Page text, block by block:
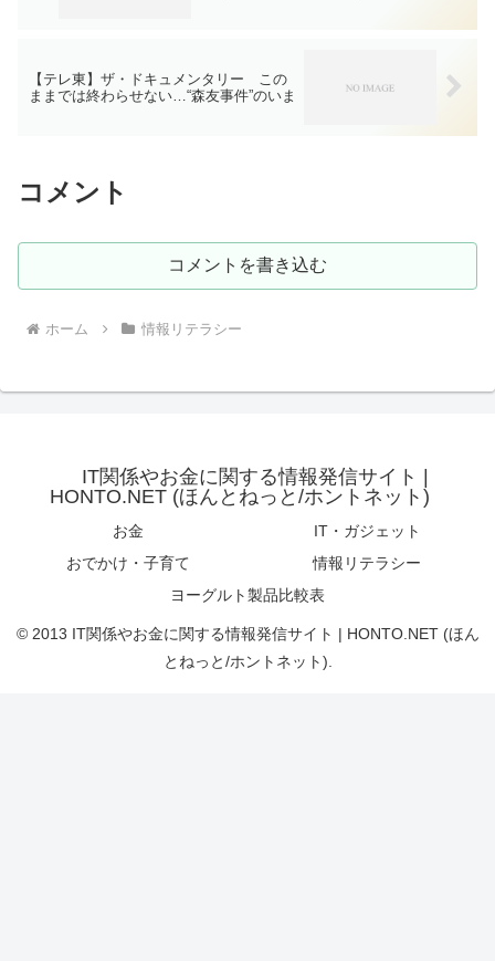
【テレ東】ザ・ドキュメンタリー この
ままでは終わらせない…“森友事件”のいま
コメント
コメントを書き込む
ホーム 情報リテラシー
IT関係やお金に関する情報発信サイト |
HONTO.NET (ほんとねっと/ホントネット)
お金
IT・ガジェット
おでかけ・子育て
情報リテラシー
ヨーグルト製品比較表
© 2013 IT関係やお金に関する情報発信サイト | HONTO.NET (ほん
とねっと/ホントネット).